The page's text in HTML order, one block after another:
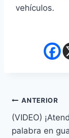
vehículos.
ANTERIOR
(VIDEO)
palabra en